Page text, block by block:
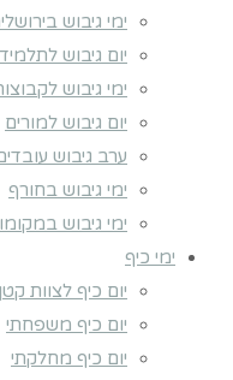
ימי גיבוש
יום גיבוש
ימי גיבוש
יום גיבוש למורים
ערב גיבוש
ימי גיבוש בחורף
ימי גיבוש
ימי כיף
יום כיף לצוות קטן
יום כיף משפחתי
יום כיף מחלקתי